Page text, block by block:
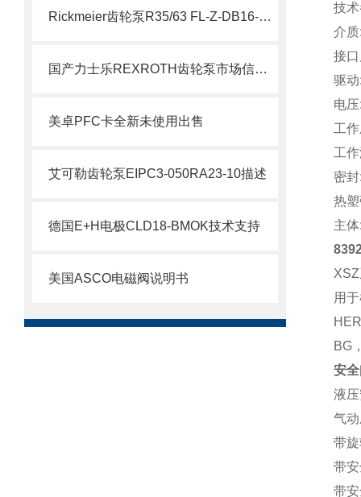
Rickmeier齿轮泵R35/63 FL-Z-DB16-W-SAE2-R为石油系统保驾护航
国产力士乐REXROTH齿轮泵市场信息了解
美卓PFC卡全新未使用出售
艾可勒齿轮泵EIPC3-050RA23-10描述
德国E+H电极CLD18-BMOK技术支持
美国ASCO电磁阀说明书
技
介
接
驱
电
工
工
密
热
主
用
BG
安
液
气
带
带
带